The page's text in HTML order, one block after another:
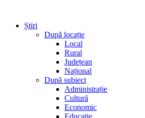
Știri
După locație
Local
Rural
Județean
Național
După subiect
Administrație
Cultură
Economic
Educație